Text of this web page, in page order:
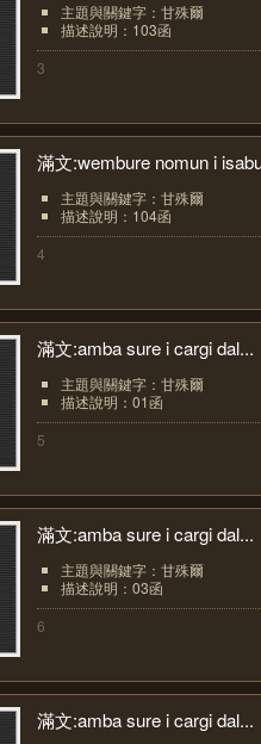
主題與關鍵字：甘殊爾
描述說明：103函
3
滿文:wembure nomun i
主題與關鍵字：甘殊爾
描述說明：104函
4
滿文:amba sure i cargi dal...
主題與關鍵字：甘殊爾
描述說明：01函
5
滿文:amba sure i cargi dal...
主題與關鍵字：甘殊爾
描述說明：03函
6
滿文:amba sure i cargi dal...